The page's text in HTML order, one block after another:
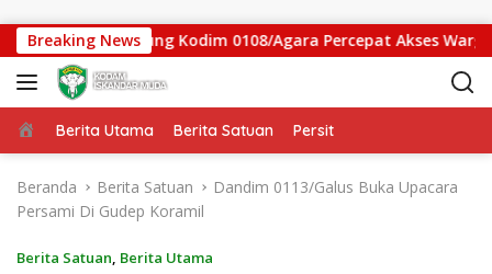
Breaking News
Gantung Kodim 0108/Agara Percepat Akses Warga
Beranda
Berita Utama Berita Satuan Persit
Beranda Berita Satuan
Dandim 0113/Galus Buka Upacara
Persami Di Gudep Koramil
Berita Satuan, Berita Utama